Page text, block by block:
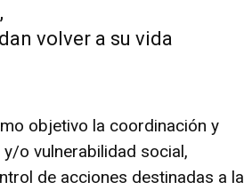
volver a su vida
objetivo la coordinación y
o vulnerabilidad social,
de acciones destinadas a la